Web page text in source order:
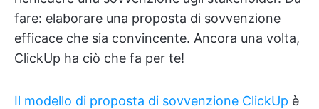
fare: elaborare una proposta di sovvenzione
efficace che sia convincente. Ancora una volta,
ClickUp ha ciò che fa per te!
Il modello di proposta di sovvenzione ClickUp è